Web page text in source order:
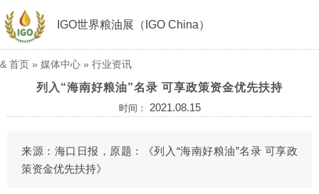
IGO世界粮油展（IGO China）
& 首页 » 媒体中心 » 行业资讯
列入“海南好粮油”名录 可享政策资金优先扶持
时间： 2021.08.15
来源：海口日报，原题：《列入“海南好粮油”名录 可享政
策资金优先扶持》